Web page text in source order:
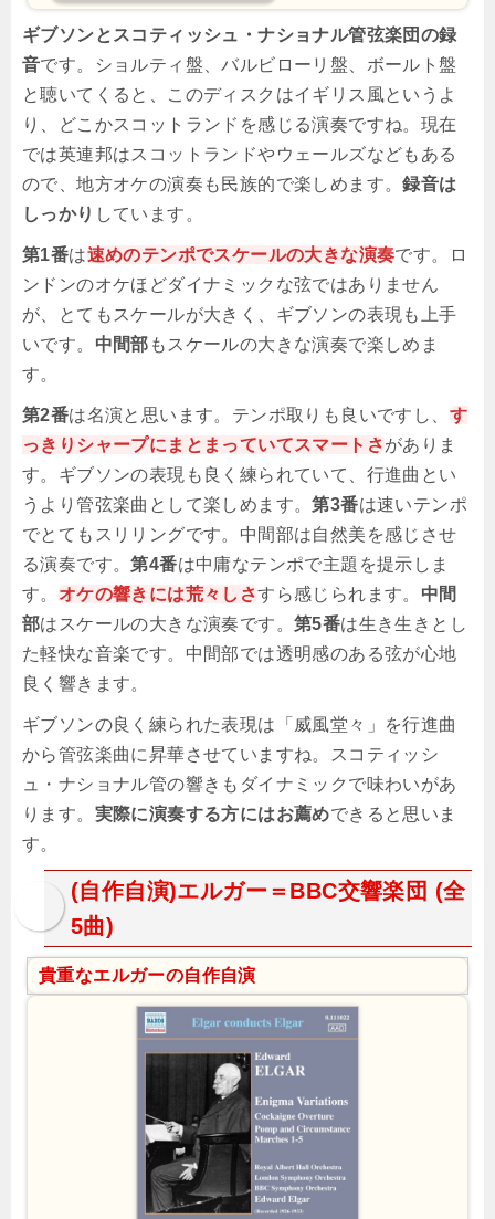
ギブソンとスコティッシュ・ナショナル管弦楽団の録
音です。ショルティ盤、バルビローリ盤、ボールト盤
と聴いてくると、このディスクはイギリス風というよ
り、どこかスコットランドを感じる演奏ですね。現在
では英連邦はスコットランドやウェールズなどもある
ので、地方オケの演奏も民族的で楽しめます。録音は
しっかり しています。
第1番は速めのテンポでスケールの大きな演奏です。ロ
ンドンのオケほどダイナミックな弦ではありません
が、とてもスケールが大きく、ギブソンの表現も上手
いです。 中間部 もスケールの大きな演奏で楽しめま
す。
第2番は名演と思います。テンポ取りも良いですし、 す
っきりシャープにまとまっていてスマートさがありま
す。ギブソンの表現も良く練られていて、行進曲とい
うより管弦楽曲として楽しめます。第3番は速いテンポ
でとてもスリリングです。中間部は自然美を感じさせ
る演奏です。第4番は中庸なテンポで主題を提示しま
す。 オケの響きには荒々しさすら感じられます。 中間
部はスケールの大きな演奏です。第5番は生き生きとし
た軽快な音楽です。中間部では透明感のある弦が心地
良く響きます。
ギブソンの良く練られた表現は「威風堂々」を行進曲
から管弦楽曲に昇華させていますね。スコティッシ
ュ・ナショナル管の響きもダイナミックで味わいがあ
ります。 実際に演奏する方にはお薦めできると思いま
す。
(自作自演)エルガー＝BBC交響楽団 (全
5曲)
貴重なエルガーの自作自演